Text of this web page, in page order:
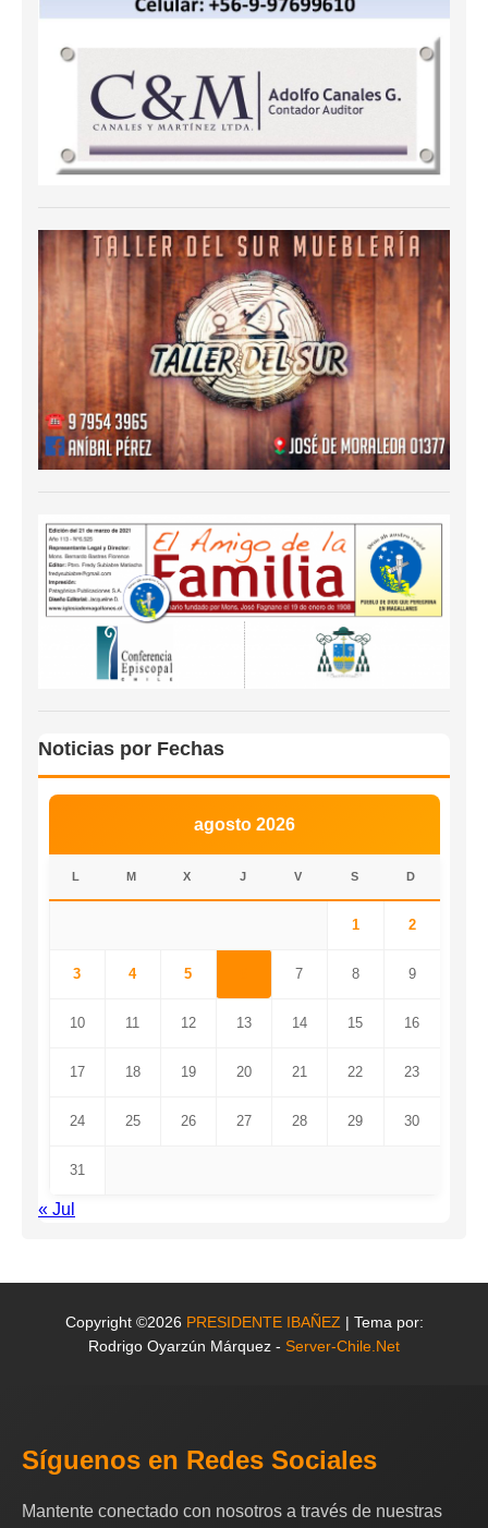
Noticias por Fechas
agosto 2026
L M X J V S D
1 2
3 4 5 7 8 9
10 11 12 13 14 15 16
17 18 19 20 21 22 23
24 25 26 27 28 29 30
31
« Jul
Copyright ©2026 PRESIDENTE IBAÑEZ | Tema por:
Rodrigo Oyarzún Márquez - Server-Chile.Net
Síguenos en Redes Sociales
Mantente conectado con nosotros a través de nuestras